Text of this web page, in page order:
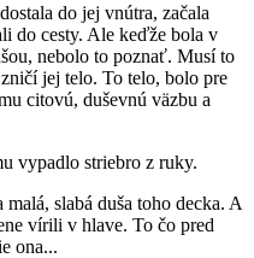
do jej vnútra, začala
do cesty. Ale keďže bola v
nebolo to poznať. Musí to
jej telo. To telo, bolo pre
citovú, duševnú väzbu a
vypadlo striebro z ruky.
slabá duša toho decka. A
vírili v hlave. To čo pred
ona...